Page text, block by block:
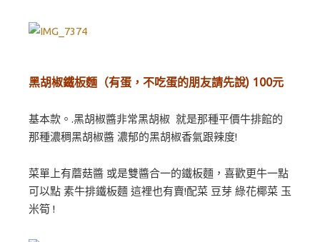
黑胡椒鐵板麵（有蛋，不吃蛋的朋友請先說) 100元
基本款。.黑胡椒醬非常黑胡椒 就是那種平價牛排館的
那種濃稠黑胡椒醬 濃郁的黑胡椒香氣跟辣度!
菜單上有蘑菇醬 或是雙醬合一的鐵板麵，喜歡更牛一點
可以點 素牛排鐵板麵 這裡也有賣!配菜 豆芽 綠花椰菜 玉
米筍 !